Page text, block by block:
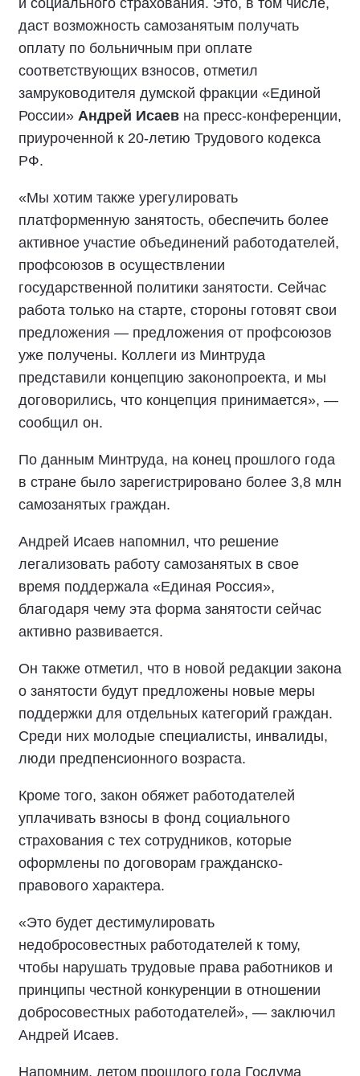
и социального страхования. Это, в том числе,
даст возможность самозанятым получать
оплату по больничным при оплате
соответствующих взносов, отметил
замруководителя думской фракции «Единой
России» Андрей Исаев на пресс-конференции,
приуроченной к 20-летию Трудового кодекса
РФ.
«Мы хотим также урегулировать
платформенную занятость, обеспечить более
активное участие объединений работодателей,
профсоюзов в осуществлении
государственной политики занятости. Сейчас
работа только на старте, стороны готовят свои
предложения — предложения от профсоюзов
уже получены. Коллеги из Минтруда
представили концепцию законопроекта, и мы
договорились, что концепция принимается», —
сообщил он.
По данным Минтруда, на конец прошлого года
в стране было зарегистрировано более 3,8 млн
самозанятых граждан.
Андрей Исаев напомнил, что решение
легализовать работу самозанятых в свое
время поддержала «Единая Россия»,
благодаря чему эта форма занятости сейчас
активно развивается.
Он также отметил, что в новой редакции закона
о занятости будут предложены новые меры
поддержки для отдельных категорий граждан.
Среди них молодые специалисты, инвалиды,
люди предпенсионного возраста.
Кроме того, закон обяжет работодателей
уплачивать взносы в фонд социального
страхования с тех сотрудников, которые
оформлены по договорам гражданско-
правового характера.
«Это будет дестимулировать
недобросовестных работодателей к тому,
чтобы нарушать трудовые права работников и
принципы честной конкуренции в отношении
добросовестных работодателей», — заключил
Андрей Исаев.
Напомним, летом прошлого года Госдума